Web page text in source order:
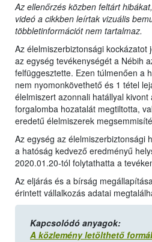
Az ellenőrzés közben feltárt
videó a cikkben leírtak vizuális
többletinformációt nem tartalmaz.
Az élelmiszerbiztonsági kockázatot
az egység tevékenységét a Nébih
felfüggesztette. Ezen túlmenően a
nem nyomonkövethető és 1 tétel
élelmiszert azonnali hatállyal
forgalomba hozatalát megtiltotta,
eredetű élelmiszerek
Az egység az élelmiszerbiztonsági
a hatóság kedvező eredményű
2020.01.20-tól folytathatta a
Az eljárás és a bírság
érintett vállalkozás adatai
Kapcsolódó anyagok:
A közlemény letölthető